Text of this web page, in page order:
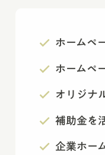
ホームペ
ホームペ
オリジナ
補助金を
企業ホー